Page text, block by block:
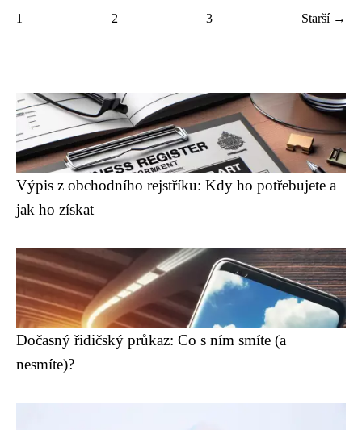
1 2 3 Starší →
Výpis z obchodního rejstříku: Kdy ho potřebujete a
jak ho získat
Dočasný řidičský průkaz: Co s ním smíte (a
nesmíte)?